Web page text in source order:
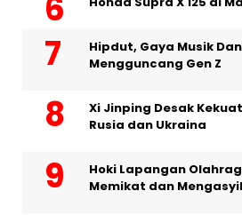
Hipdut, Gaya Musik
Mengguncang Gen Z
Xi Jinping Desak
Rusia dan Ukraina
Hoki Lapangan
Memikat dan